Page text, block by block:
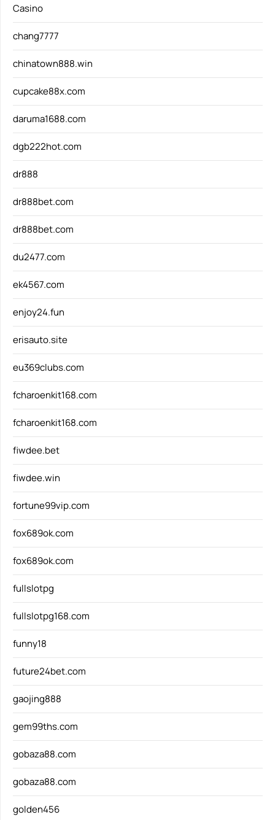
Casino
chang7777
chinatown888.win
cupcake88x.com
daruma1688.com
dgb222hot.com
dr888
dr888bet.com
dr888bet.com
du2477.com
ek4567.com
enjoy24.fun
erisauto.site
eu369clubs.com
fcharoenkit168.com
fcharoenkit168.com
fiwdee.bet
fiwdee.win
fortune99vip.com
fox689ok.com
fox689ok.com
fullslotpg
fullslotpg168.com
funny18
future24bet.com
gaojing888
gem99ths.com
gobaza88.com
gobaza88.com
golden456